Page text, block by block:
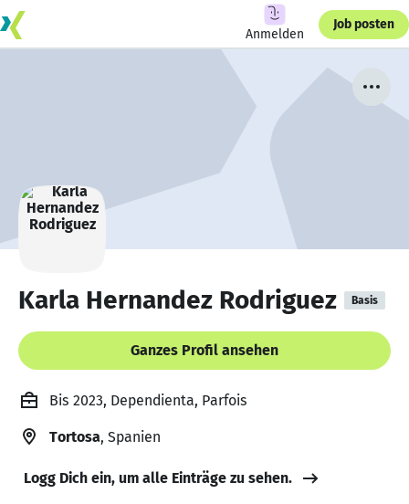
Anmelden
Job posten
Karla Hernandez Rodriguez Basis
Ganzes Profil ansehen
Bis 2023, Dependienta, Parfois
Tortosa, Spanien
Logg Dich ein, um alle Einträge zu sehen.